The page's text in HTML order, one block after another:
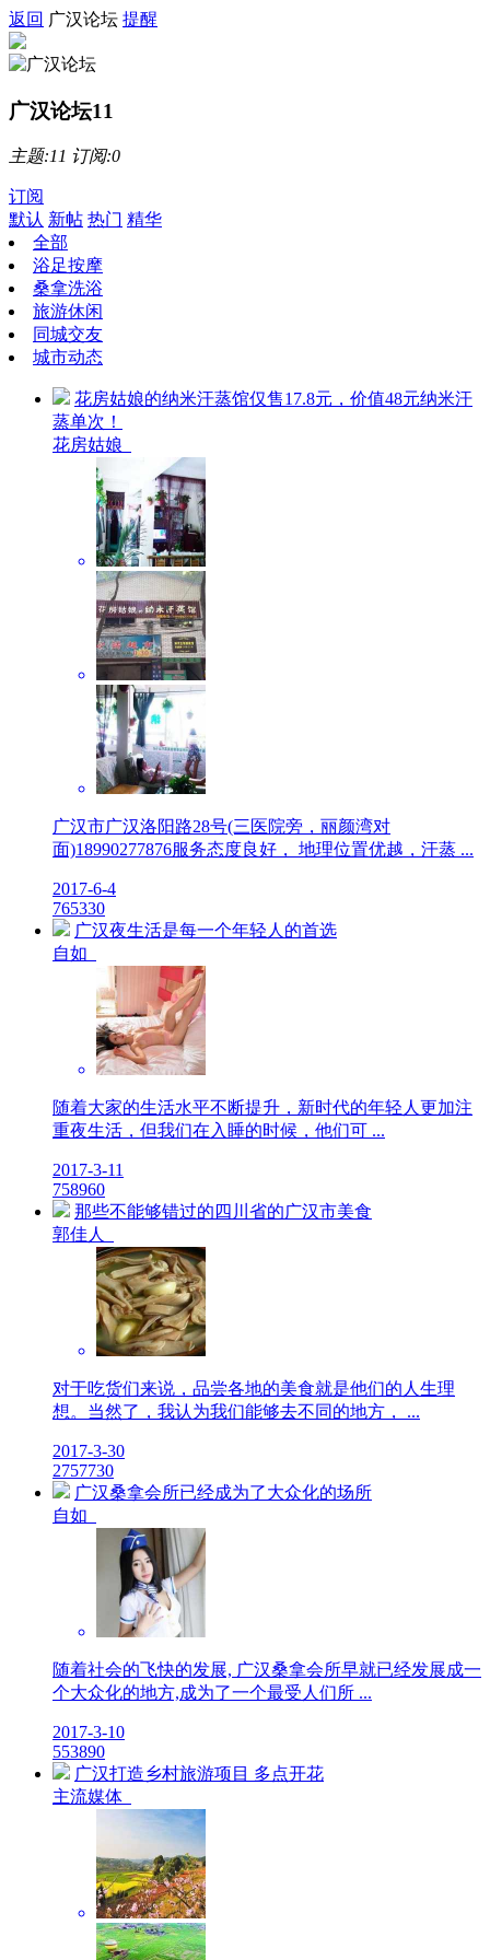
返回 广汉论坛 提醒
广汉论坛11
主题:11 订阅:0
订阅
默认 新帖 热门 精华
全部
浴足按摩
桑拿洗浴
旅游休闲
同城交友
城市动态
花房姑娘的纳米汗蒸馆仅售17.8元，价值48元纳米汗
蒸单次！
花房姑娘
广汉市广汉洛阳路28号(三医院旁，丽颜湾对
面)18990277876服务态度良好， 地理位置优越，汗蒸 ...
2017-6-4
765330
广汉夜生活是每一个年轻人的首选
自如
随着大家的生活水平不断提升，新时代的年轻人更加注
重夜生活，但我们在入睡的时候，他们可 ...
2017-3-11
758960
那些不能够错过的四川省的广汉市美食
郭佳人
对于吃货们来说，品尝各地的美食就是他们的人生理
想。当然了，我认为我们能够去不同的地方， ...
2017-3-30
2757730
广汉桑拿会所已经成为了大众化的场所
自如
随着社会的飞快的发展, 广汉桑拿会所早就已经发展成一
个大众化的地方,成为了一个最受人们所 ...
2017-3-10
553890
广汉打造乡村旅游项目 多点开花
主流媒体